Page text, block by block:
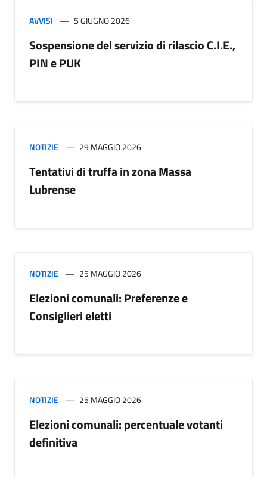
AVVISI 5 GIUGNO 2026
Sospensione del servizio di rilascio C.I.E.,
PIN e PUK
NOTIZIE 29 MAGGIO 2026
Tentativi di truffa in zona Massa
Lubrense
NOTIZIE 25 MAGGIO 2026
Elezioni comunali: Preferenze e
Consiglieri eletti
NOTIZIE 25 MAGGIO 2026
Elezioni comunali: percentuale votanti
definitiva